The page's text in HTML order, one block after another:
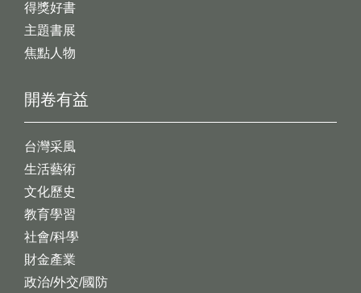
開卷有益
台灣采風
生活藝術
文化歷史
教育學習
社會/科學
財金產業
政治/外交/國防
得獎好書
主題書展
焦點人物